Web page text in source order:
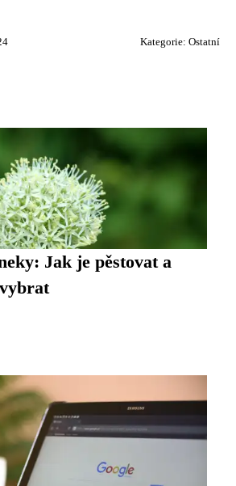
Kategorie: Ostatní
Jak je pěstovat a